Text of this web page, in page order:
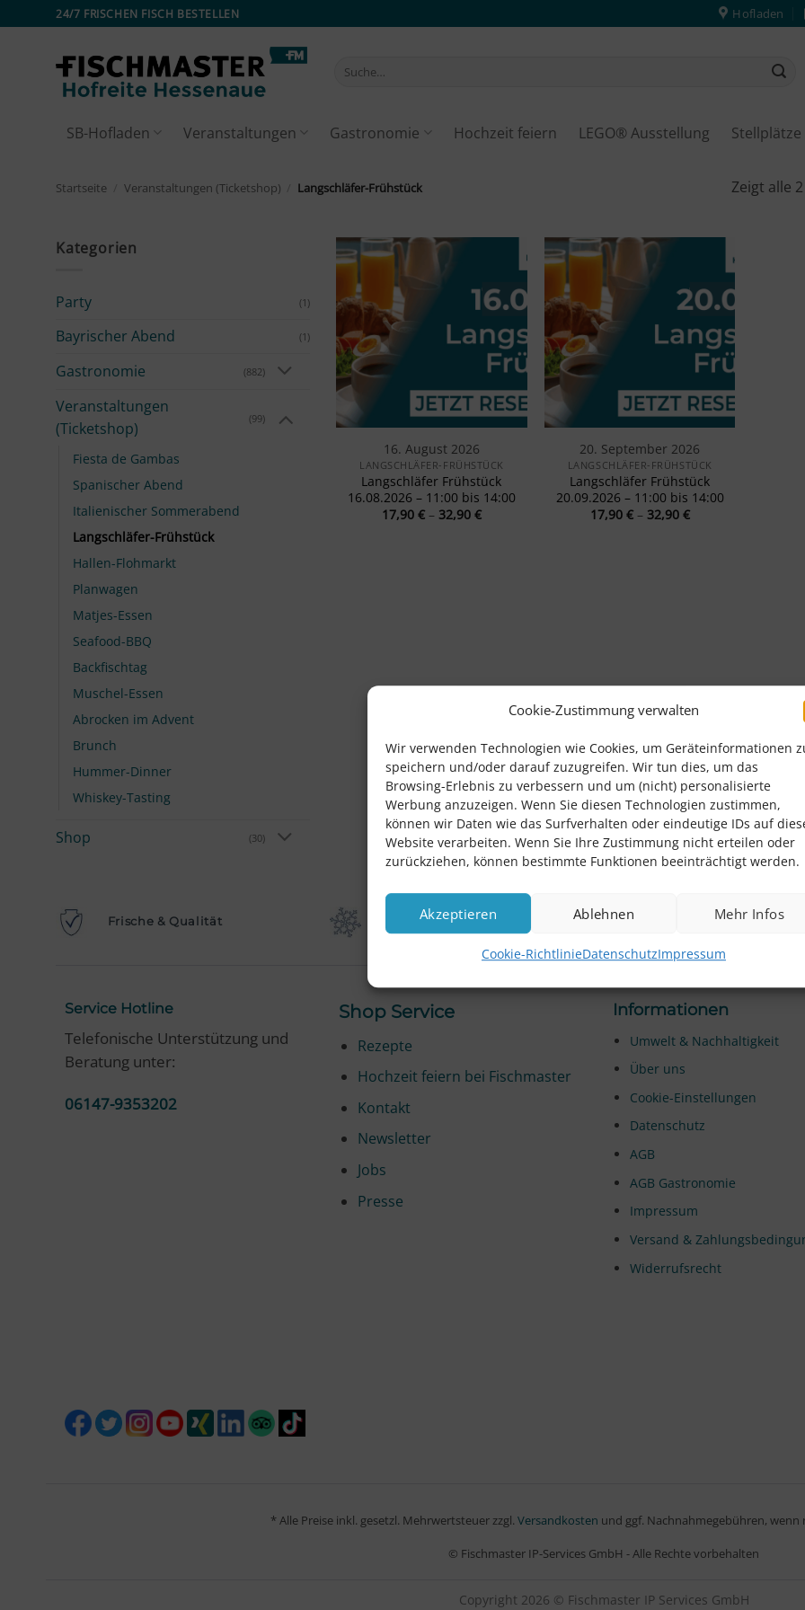
Cookie-Zustimmung verwalten
Wir verwenden Technologien wie Cookies, um Geräteinformationen
speichern und/oder darauf zuzugreifen. Wir tun dies, um das
Browsing-Erlebnis zu verbessern und um (nicht) personalisierte
Werbung anzuzeigen. Wenn Sie diesen Technologien zustimmen,
können wir Daten wie das Surfverhalten oder eindeutige IDs auf
Website verarbeiten. Wenn Sie Ihre Zustimmung nicht erteilen oder
zurückziehen, können bestimmte Funktionen beeinträchtigt werden.
Akzeptieren Ablehnen Mehr Infos
Cookie-RichtlinieDatenschutzImpressum
Inhalt
24/7 FRISCHEN FISCH BESTELLEN Hofladen
Suche
SB-Hofladen Veranstaltungen Gastronomie Hochzeit feiern LEGO® Ausstellung
Startseite Veranstaltungen (Ticketshop) Langschläfer-Frühstück Zeigt alle
Kategorien
Party (1)
Bayrischer Abend (1)
Gastronomie (882)
Veranstaltungen
(Ticketshop)
(99)
Fiesta de Gambas
Spanischer Abend
Italienischer Sommerabend
Langschläfer-Frühstück
Hallen-Flohmarkt
Planwagen
Matjes-Essen
Seafood-BBQ
Backfischtag
Muschel-Essen
Abrocken im Advent
Brunch
Hummer-Dinner
Whiskey-Tasting
Shop (30)
Merken
16. August 2026
LANGSCHLÄFER-FRÜHSTÜCK
Langschläfer Frühstück
16.08.2026 – 11:00 bis 14:00
17,90 € – 32,90 €Preisspanne:
Merken
20. September 2026
LANGSCHLÄFER-FRÜHSTÜCK
Langschläfer Frühstück
20.09.2026 – 11:00 bis 14:00
17,90 € – 32,90 €Preisspanne:
Frische & Qualität Fachgerechte Kühlung EU-Zertifizierte
Service Hotline
Telefonische Unterstützung und
Beratung unter:
06147-9353202
Shop Service
Rezepte
Hochzeit feiern bei Fischmaster
Kontakt
Newsletter
Jobs
Presse
Informationen
Umwelt & Nachhaltigkeit
Über uns
Cookie-Einstellungen
Datenschutz
AGB
AGB Gastronomie
Impressum
Versand &
Widerrufsrecht
* Alle Preise inkl. gesetzl. Mehrwertsteuer zzgl. Versandkosten und ggf. Nachnahmegebühren,
© Fischmaster IP-Services GmbH - Alle Rechte vorbehalten
Copyright 2026 © Fischmaster IP Services GmbH